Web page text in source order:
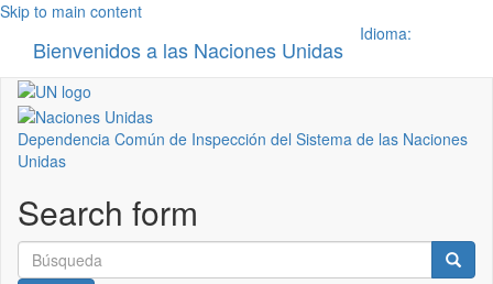
Skip to main content
Bienvenidos a las Naciones Unidas
Idioma:
Dependencia Común de Inspección del Sistema de las Naciones
Unidas
Search form